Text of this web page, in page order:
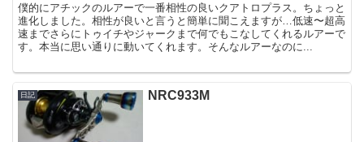
僕的にアチックのルアーで一番相性の良いクアトロプラス。ちょっと
進化しました。相性が良いと言うと簡単に聞こえますが…低速〜超高
速までさらにトゥイチやジャークまで何でもこなしてくれるルアーで
す。本当に思い通りに動いてくれます。そんなルアーなのに...
日記 NRC933M